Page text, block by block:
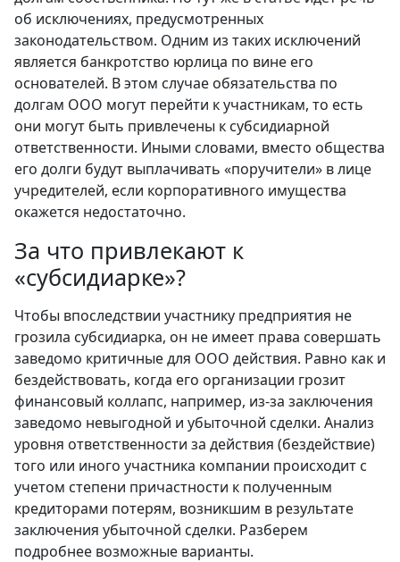
об исключениях, предусмотренных
законодательством. Одним из таких исключений
является банкротство юрлица по вине его
основателей. В этом случае обязательства по
долгам ООО могут перейти к участникам, то есть
они могут быть привлечены к субсидиарной
ответственности. Иными словами, вместо общества
его долги будут выплачивать «поручители» в лице
учредителей, если корпоративного имущества
окажется недостаточно.
За что привлекают к
«субсидиарке»?
Чтобы впоследствии участнику предприятия не
грозила субсидиарка, он не имеет права совершать
заведомо критичные для ООО действия. Равно как и
бездействовать, когда его организации грозит
финансовый коллапс, например, из-за заключения
заведомо невыгодной и убыточной сделки. Анализ
уровня ответственности за действия (бездействие)
того или иного участника компании происходит с
учетом степени причастности к полученным
кредиторами потерям, возникшим в результате
заключения убыточной сделки. Разберем
подробнее возможные варианты.